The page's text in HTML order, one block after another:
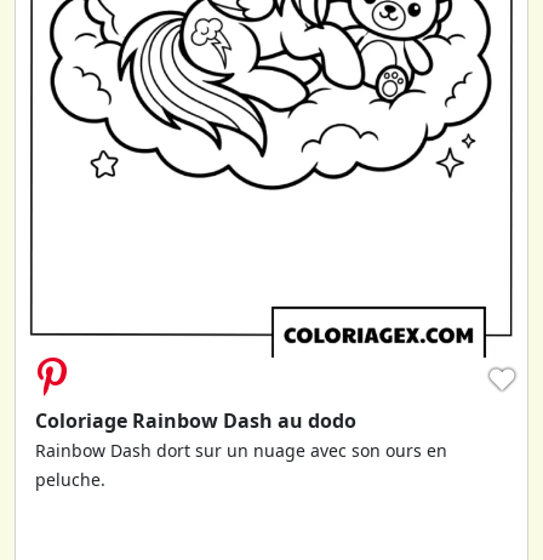
♥
Coloriage Rainbow Dash au dodo
Rainbow Dash dort sur un nuage avec son ours en
peluche.